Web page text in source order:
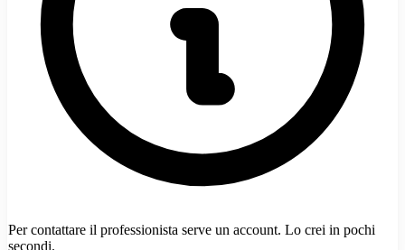
Per contattare il professionista serve un account. Lo crei in pochi
secondi.